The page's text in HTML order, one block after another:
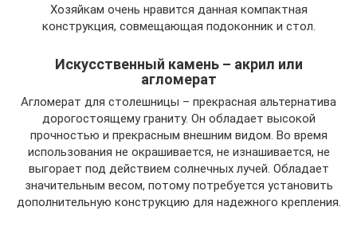
Хозяйкам очень нравится данная компактная
конструкция, совмещающая подоконник и стол.
Искусственный камень – акрил или
агломерат
Агломерат для столешницы – прекрасная альтернатива
дорогостоящему граниту. Он обладает высокой
прочностью и прекрасным внешним видом. Во время
использования не окрашивается, не изнашивается, не
выгорает под действием солнечных лучей. Обладает
значительным весом, потому потребуется установить
дополнительную конструкцию для надежного крепления.